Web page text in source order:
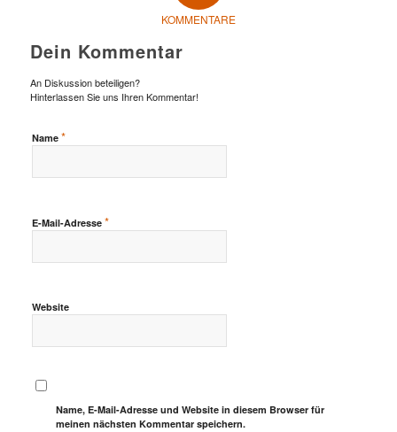
KOMMENTARE
Dein Kommentar
An Diskussion beteiligen?
Hinterlassen Sie uns Ihren Kommentar!
Name *
E-Mail-Adresse *
Website
Name, E-Mail-Adresse und Website in diesem Browser für
meinen nächsten Kommentar speichern.